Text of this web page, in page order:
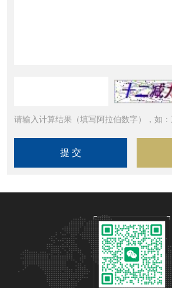
请输入计算结果（填写阿拉伯数字），如